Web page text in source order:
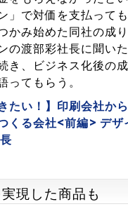
」で対価を支払って
かみ始めた同社の成
の渡部彩社長に聞いた
き、ビジネス化後の
ってもらう。
たい！】印刷会社か
くる会社<前編> デザ
現した商品も